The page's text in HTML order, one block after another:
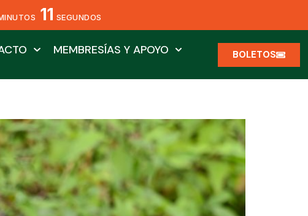
11 SEGUNDOS
MEMBRESÍAS Y APOYO BOLETOS